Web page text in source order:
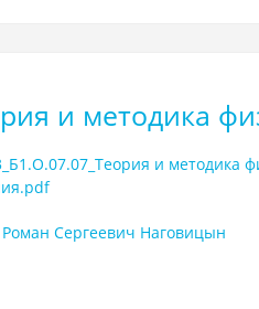
и методика
и методика
Роман Сергеевич Наговицын